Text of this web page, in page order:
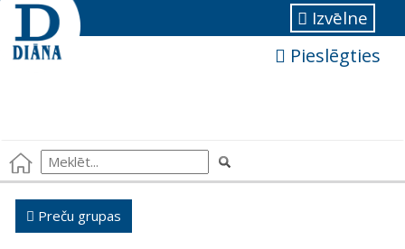
Izvēlne
Pieslēgties
Preču grupas